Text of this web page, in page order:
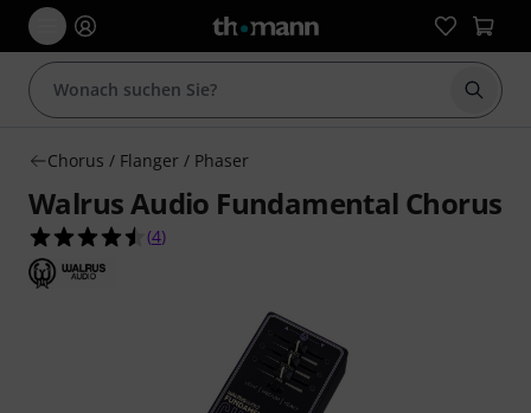
Suche
Chorus / Flanger / Phaser
Walrus Audio Fundamental Chorus
4.5 von 5 Sternen aus 4 Kundenbewertungen
(4)